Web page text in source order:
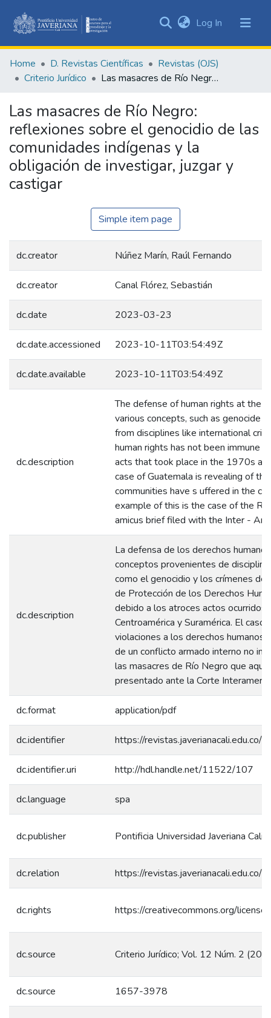
&
Collections
Statistics
Log In (current)
Home D. Revistas Científicas
Revistas (OJS)
Criterio Jurídico
Las masacres de Río Negro: reflexiones sobre el genocidio de las comunidades indígenas y la obligación de investigar, juzgar y castigar
Las masacres de Río Negro:
reflexiones sobre el genocidio de las
comunidades indígenas y la
obligación de investigar, juzgar y
castigar
Simple item page
dc.creator Núñez Marín, Raúl Fernando
dc.creator Canal Flórez, Sebastián
dc.date 2023-03-23
dc.date.accessioned 2023-10-11T03:54:49Z
dc.date.available 2023-10-11T03:54:49Z
dc.description
The defense of human rights at the
various concepts, such as genocide
from disciplines like international
human rights has not been immune
acts that took place in the 1970s
case of Guatemala is revealing of
communities have s uffered in the
example of this is the case of the
amicus brief filed with the Inter -
dc.description
La defensa de los derechos
conceptos provenientes de
como el genocidio y los crímenes de
de Protección de los Derechos
debido a los atroces actos
Centroamérica y Suramérica. El
violaciones a los derechos humanos
de un conflicto armado interno no
las masacres de Río Negro que aquí
presentado ante la Corte
dc.format application/pdf
dc.identifier https://revistas.javerianacali.edu.co/
dc.identifier.uri http://hdl.handle.net/11522/107
dc.language spa
dc.publisher Pontificia Universidad Javeriana Cali
dc.relation https://
dc.rights https://creativecommons.org/
dc.source Criterio Jurídico; Vol. 12 Núm. 2
dc.source 1657-3978